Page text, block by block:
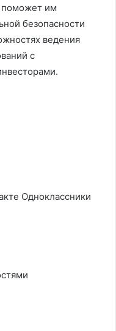
поможет им
безопасности
ведения
с
Одноклассники